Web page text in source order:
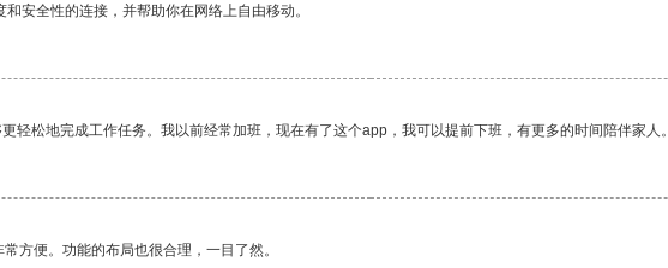
安全性的连接，并帮助你在网络上自由移动。
轻松地完成工作任务。我以前经常加班，现在有了这个app，我可以提前下班，有更多的时间陪伴家人。
方便。功能的布局也很合理，一目了然。